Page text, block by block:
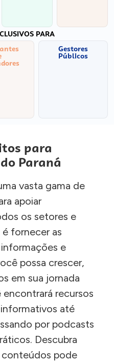
PARA
Gestores
Públicos
para
Paraná
vasta gama de
apoiar
os setores e
fornecer as
e
possa crescer,
em sua jornada
encontrará recursos
até
por podcasts
Descubra
conteúdos pode